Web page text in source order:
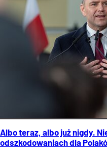
Albo teraz, albo już nigdy.
odszkodowaniach dla